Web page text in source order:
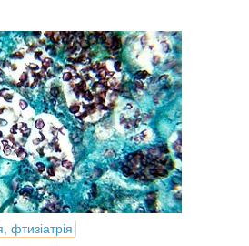
фтизіатрія